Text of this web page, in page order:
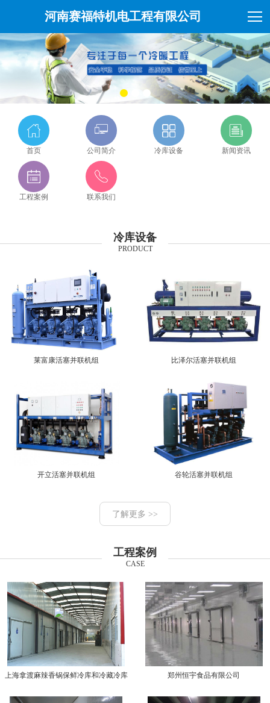
河南赛福特机电工程有限公司
首页 公司简介 冷库设备 新闻资讯
工程案例 联系我们
冷库设备
PRODUCT
莱富康活塞并联机组 比泽尔活塞并联机组
开立活塞并联机组 谷轮活塞并联机组
了解更多 >>
工程案例
CASE
上海拿渡麻辣香锅保鲜冷库和冷藏冷库 郑州恒宇食品有限公司